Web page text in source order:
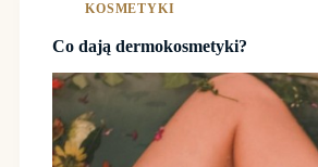
KOSMETYKI
Co dają dermokosmetyki?